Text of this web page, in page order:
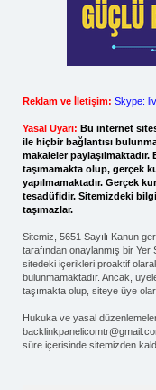
Reklam ve İletişim: Skype:
Yasal Uyarı: Bu internet
ile hiçbir bağlantısı
makaleler
taşımamakta olup, gerçek
yapılmamaktadır. Gerçek
tesadüfidir. Sitemizdeki
taşımazlar.
Sitemiz, 5651 Sayılı Kanun
tarafından onaylanmış bir Yer
sitedeki içerikleri proaktif
bulunmamaktadır. Ancak,
taşımakta olup, siteye üye
Hukuka ve yasal
süre içerisinde sitemizden